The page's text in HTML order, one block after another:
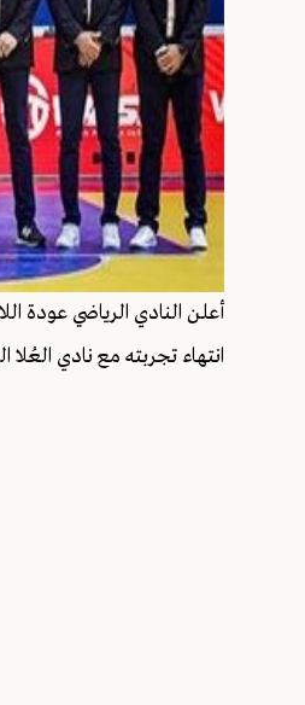
انتهاء تجربته مع نادي